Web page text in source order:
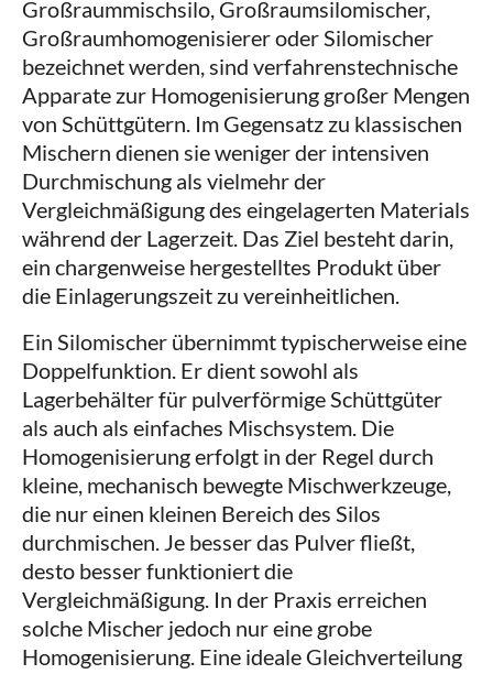
Großraummischsilo, Großraumsilomischer,
Großraumhomogenisierer oder Silomischer
bezeichnet werden, sind verfahrenstechnische
Apparate zur Homogenisierung großer Mengen
von Schüttgütern. Im Gegensatz zu klassischen
Mischern dienen sie weniger der intensiven
Durchmischung als vielmehr der
Vergleichmäßigung des eingelagerten Materials
während der Lagerzeit. Das Ziel besteht darin,
ein chargenweise hergestelltes Produkt über
die Einlagerungszeit zu vereinheitlichen.
Ein Silomischer übernimmt typischerweise eine
Doppelfunktion. Er dient sowohl als
Lagerbehälter für pulverförmige Schüttgüter
als auch als einfaches Mischsystem. Die
Homogenisierung erfolgt in der Regel durch
kleine, mechanisch bewegte Mischwerkzeuge,
die nur einen kleinen Bereich des Silos
durchmischen. Je besser das Pulver fließt,
desto besser funktioniert die
Vergleichmäßigung. In der Praxis erreichen
solche Mischer jedoch nur eine grobe
Homogenisierung. Eine ideale Gleichverteilung